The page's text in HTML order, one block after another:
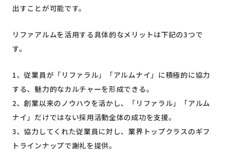
出すことが可能です。
リファアルムを活用する具体的なメリットは下記の3つで
す。
1、従業員が「リファラル」「アルムナイ」に積極的に協力
する、魅力的なカルチャーを形成できる。
2、創業以来のノウハウを活かし、「リファラル」「アルム
ナイ」だけではない採用活動全体の成功を支援。
3、協力してくれた従業員に対し、業界トップクラスのギフ
トラインナップで謝礼を提供。